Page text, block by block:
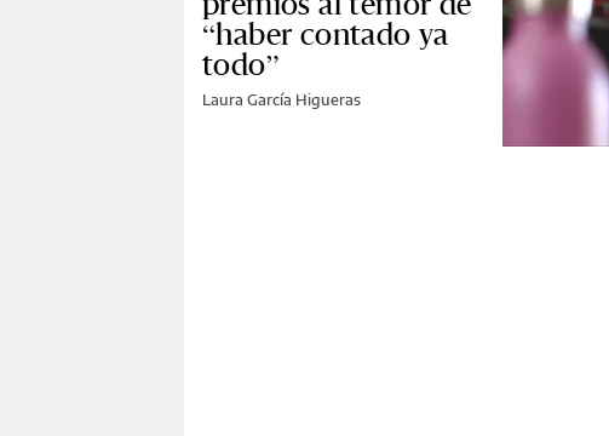
“haber contado ya
todo”
Laura García Higueras